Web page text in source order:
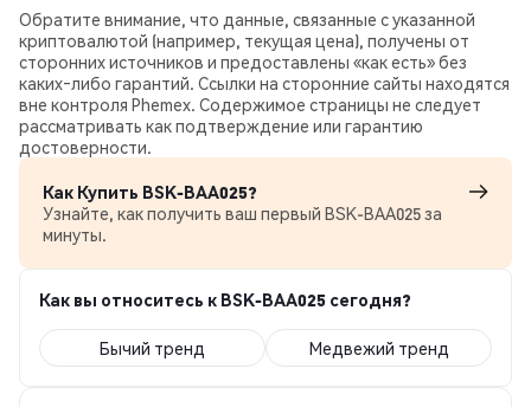
Обратите внимание, что данные, связанные с указанной
криптовалютой (например, текущая цена), получены от
сторонних источников и предоставлены «как есть» без
каких‑либо гарантий. Ссылки на сторонние сайты находятся
вне контроля Phemex. Содержимое страницы не следует
рассматривать как подтверждение или гарантию
достоверности.
Как Купить BSK-BAA025?
Узнайте, как получить ваш первый BSK-BAA025 за
минуты.
Как вы относитесь к BSK-BAA025 сегодня?
Бычий тренд Медвежий тренд